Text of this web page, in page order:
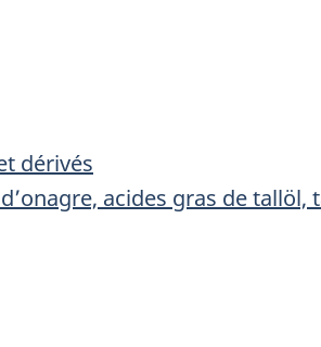
dérivés
acides gras de tallöl,